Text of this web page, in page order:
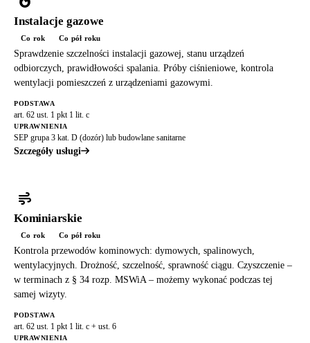
Instalacje gazowe
Co rok Co pół roku
Sprawdzenie szczelności instalacji gazowej, stanu urządzeń
odbiorczych, prawidłowości spalania. Próby ciśnieniowe, kontrola
wentylacji pomieszczeń z urządzeniami gazowymi.
PODSTAWA
art. 62 ust. 1 pkt 1 lit. c
UPRAWNIENIA
SEP grupa 3 kat. D (dozór) lub budowlane sanitarne
Szczegóły usługi
Kominiarskie
Co rok Co pół roku
Kontrola przewodów kominowych: dymowych, spalinowych,
wentylacyjnych. Drożność, szczelność, sprawność ciągu. Czyszczenie –
w terminach z § 34 rozp. MSWiA – możemy wykonać podczas tej
samej wizyty.
PODSTAWA
art. 62 ust. 1 pkt 1 lit. c + ust. 6
UPRAWNIENIA